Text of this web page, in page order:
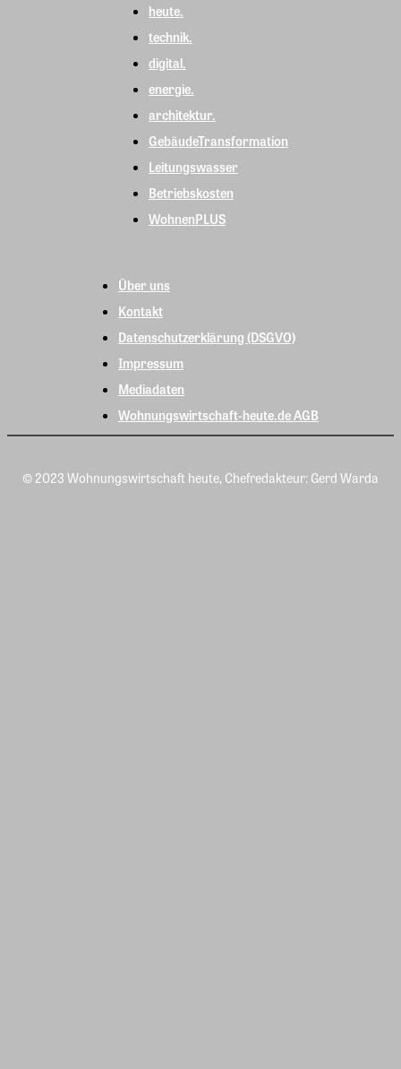
heute.
technik.
digital.
energie.
architektur.
GebäudeTransformation
Leitungswasser
Betriebskosten
WohnenPLUS
Über uns
Kontakt
Datenschutzerklärung (DSGVO)
Impressum
Mediadaten
Wohnungswirtschaft-heute.de AGB
© 2023 Wohnungswirtschaft heute, Chefredakteur: Gerd Warda